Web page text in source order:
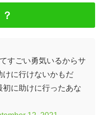
すごい勇気いるからサ
けに行けないかもだ
初に助けに行ったあな